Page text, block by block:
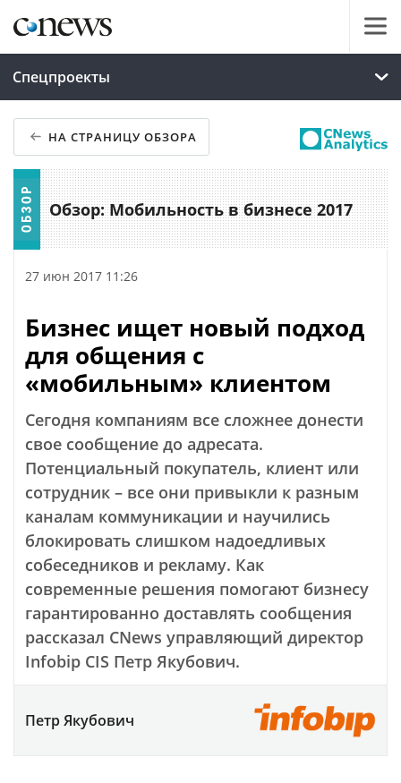
Спецпроекты
НА СТРАНИЦУ ОБЗОРА
Обзор: Мобильность в бизнесе 2017
27 июн 2017 11:26
Бизнес ищет новый подход
для общения с
«мобильным» клиентом
Сегодня компаниям все сложнее донести
свое сообщение до адресата.
Потенциальный покупатель, клиент или
сотрудник – все они привыкли к разным
каналам коммуникации и научились
блокировать слишком надоедливых
собеседников и рекламу. Как
современные решения помогают бизнесу
гарантированно доставлять сообщения
рассказал CNews управляющий директор
Infobip CIS Петр Якубович.
Петр Якубович